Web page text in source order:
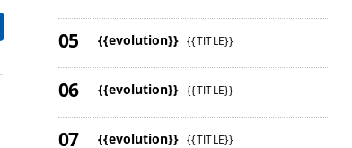
{{evolution}} {{TITLE}}
{{evolution}} {{TITLE}}
{{evolution}} {{TITLE}}